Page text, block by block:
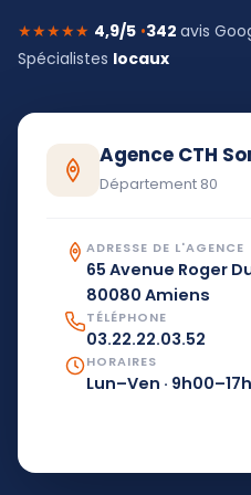
★★★★★ 4,9/5 •342 avis
Spécialistes locaux
Agence CTH
Département 80
ADRESSE DE L'AGENCE
65 Avenue Roger
80080 Amiens
TÉLÉPHONE
03.22.22.03.52
HORAIRES
Lun–Ven ·